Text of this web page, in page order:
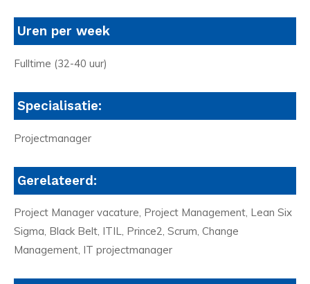
Uren per week
Fulltime (32-40 uur)
Specialisatie:
Projectmanager
Gerelateerd:
Project Manager vacature, Project Management, Lean Six
Sigma, Black Belt, ITIL, Prince2, Scrum, Change
Management, IT projectmanager